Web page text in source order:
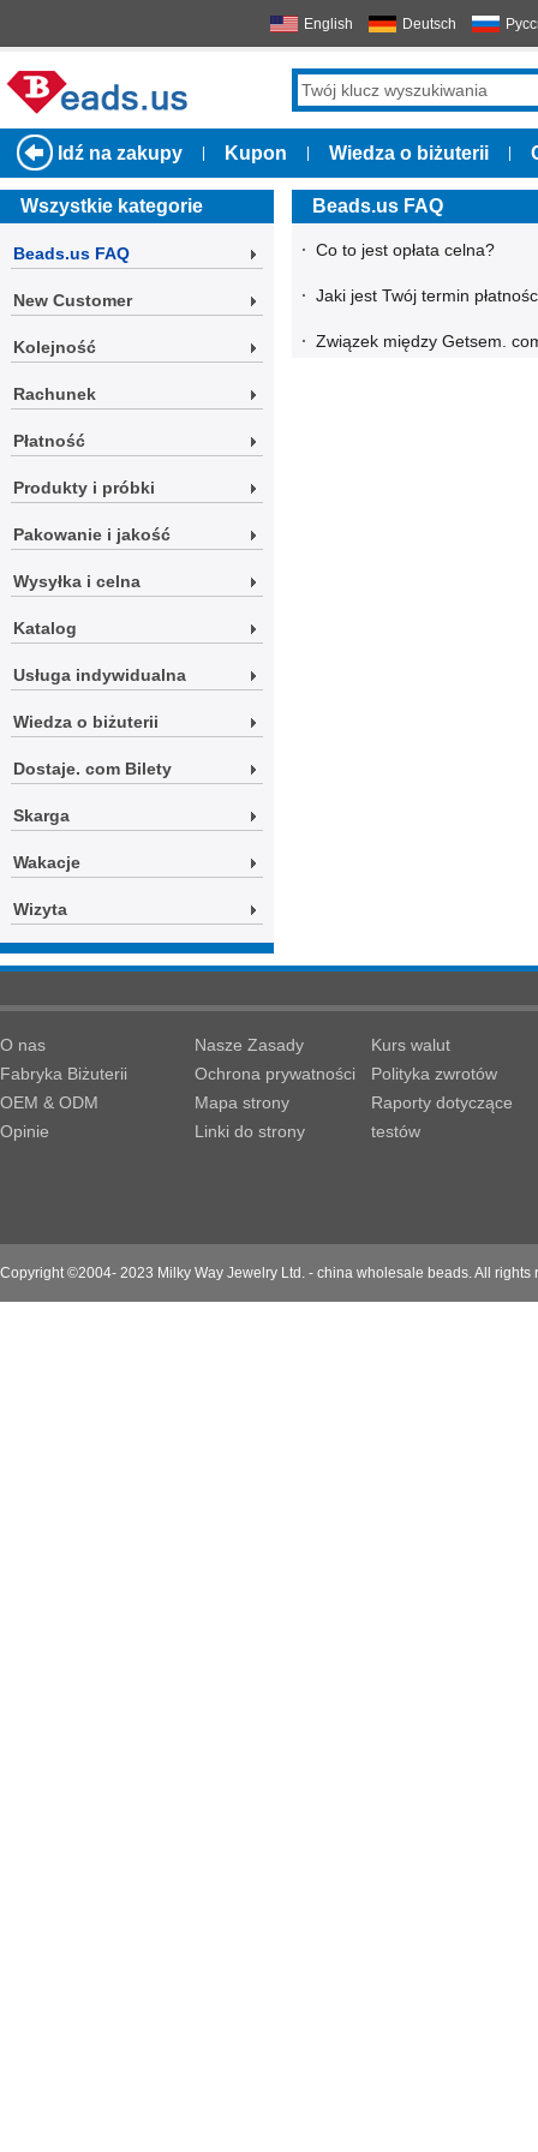
English Deutsch
Idź na zakupy Kupon Wiedza o biżuterii
Wszystkie kategorie
Beads.us FAQ
New Customer
Kolejność
Rachunek
Płatność
Produkty i próbki
Pakowanie i jakość
Wysyłka i celna
Katalog
Usługa indywidualna
Wiedza o biżuterii
Dostaje. com Bilety
Skarga
Wakacje
Wizyta
Beads.us FAQ
· Co to jest opłata celna?
· Jaki jest Twój termin
· Związek między Getsem.
O nas
Fabryka Biżuterii
OEM & ODM
Opinie
Nasze Zasady
Ochrona prywatności
Mapa strony
Linki do strony
Kurs walut
Polityka zwrotów
Raporty dotyczące
testów
Copyright ©2004- 2023 Milky Way Jewelry Ltd. - china wholesale beads. All rights